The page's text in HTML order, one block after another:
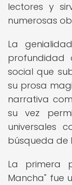
lectores y
numerosas
La
profundidad
social que
su prosa
narrativa
su vez
universales
búsqueda de
La primera
Mancha" fue